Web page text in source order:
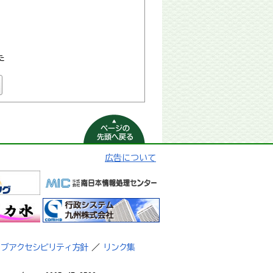
ページの先頭へ
戻る
広告について
アクセシビリティ方針 ／ リンク集